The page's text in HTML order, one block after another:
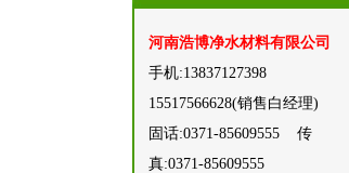
河南浩博净水材料有限公司
手机:13837127398
15517566628(‬销售白经理)
固话:0371-85609555 传
真:0371-85609555